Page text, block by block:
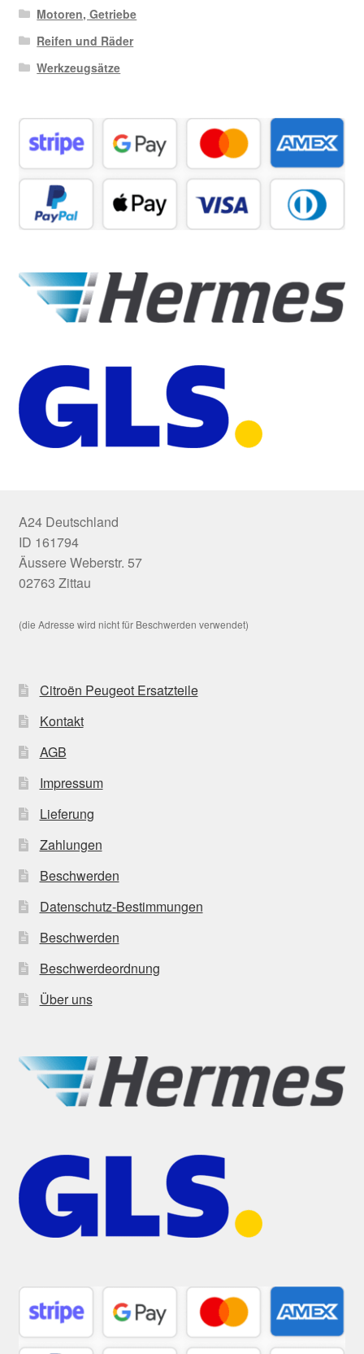
Motoren, Getriebe
Reifen und Räder
Werkzeugsätze
A24 Deutschland
ID 161794
Äussere Weberstr. 57
02763 Zittau
(die Adresse wird nicht für Beschwerden verwendet)
Citroën Peugeot Ersatzteile
Kontakt
AGB
Impressum
Lieferung
Zahlungen
Beschwerden
Datenschutz-Bestimmungen
Beschwerden
Beschwerdeordnung
Über uns